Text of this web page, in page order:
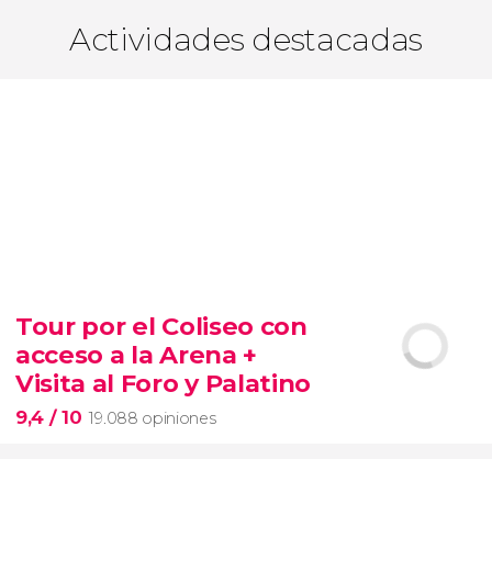
Actividades destacadas
Tour por el Coliseo con
acceso a la Arena +
Visita al Foro y Palatino
9,4 / 10 19.088 opiniones